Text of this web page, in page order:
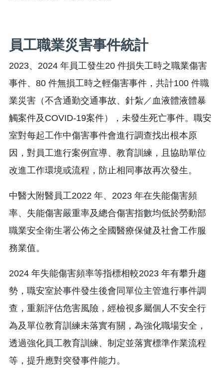
員工職業災害事件統計
2023、2024 年員工發生20 件損失工時之職業傷害
事件、80 件無損工時之輕傷害事件，共計100 件職
業災害（不含通勤交通事故、針紮／血液體液體暴
觸案件及COVID-19案件），未發生死亡事件。職安
室對每起工作中傷害事件會進行調查找出根本原
因，對員工進行案例宣導、教育訓練，且協助單位
改進工作環境或流程，防止相同事故再次發生。
中醫大附醫員工2022 年、2023 年在失能傷害頻
率、失能傷害嚴重率及總合傷害指數均低於勞動部
職業安全衛生署公佈之全國醫療保健及社會工作服
務業值。
2024 年失能傷害頻率等指標相較2023 年有攀升趨
勢，職安室於事件發生後會同單位主管進行事件調
查，重新評估危害風險，經檢視多屬個人不安全行
為及單位教育訓練未落實有關，為強化職場安全，
透過強化員工教育訓練、制定並落實標準作業流程
等，提升應對突發事件能力。